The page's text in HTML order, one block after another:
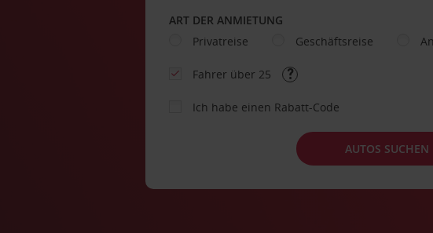
ART DER ANMIETUNG
Privatreise
Geschäftsreise
Fahrer über 25
Ich habe einen Rabatt-Code
AUTOS SUCHEN